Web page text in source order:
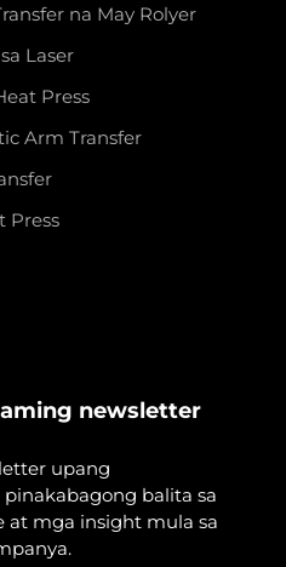
na May Rolyer
Laser
Press
Arm Transfer
Press
newsletter
upang
balita sa
at mga insight mula sa